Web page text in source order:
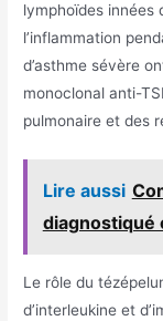
lymphoïdes innées
l’inflammation
d’asthme sévère
monoclonal anti-
pulmonaire et des
Lire aussi
diagnostiqué
Le rôle du
d’interleukine et